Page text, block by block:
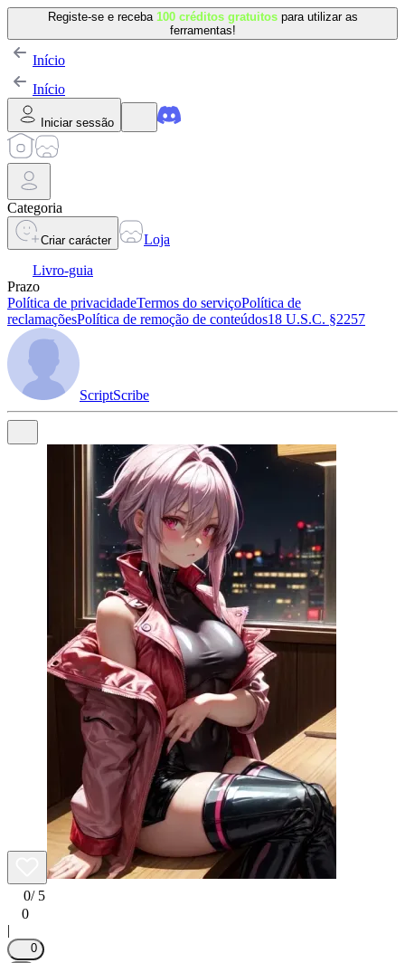
Registe-se e receba 100 créditos gratuitos para utilizar as
ferramentas!
Início
Início
Iniciar sessão
Categoria
Criar carácter
Loja
Livro-guia
Prazo
Política de privacidadeTermos do serviçoPolítica de
reclamaçõesPolítica de remoção de conteúdos18 U.S.C. §2257
ScriptScribe
0/ 5
0
|
0